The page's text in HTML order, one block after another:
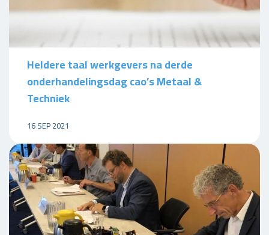
Heldere taal werkgevers na derde
onderhandelingsdag cao’s Metaal &
Techniek
16 SEP 2021